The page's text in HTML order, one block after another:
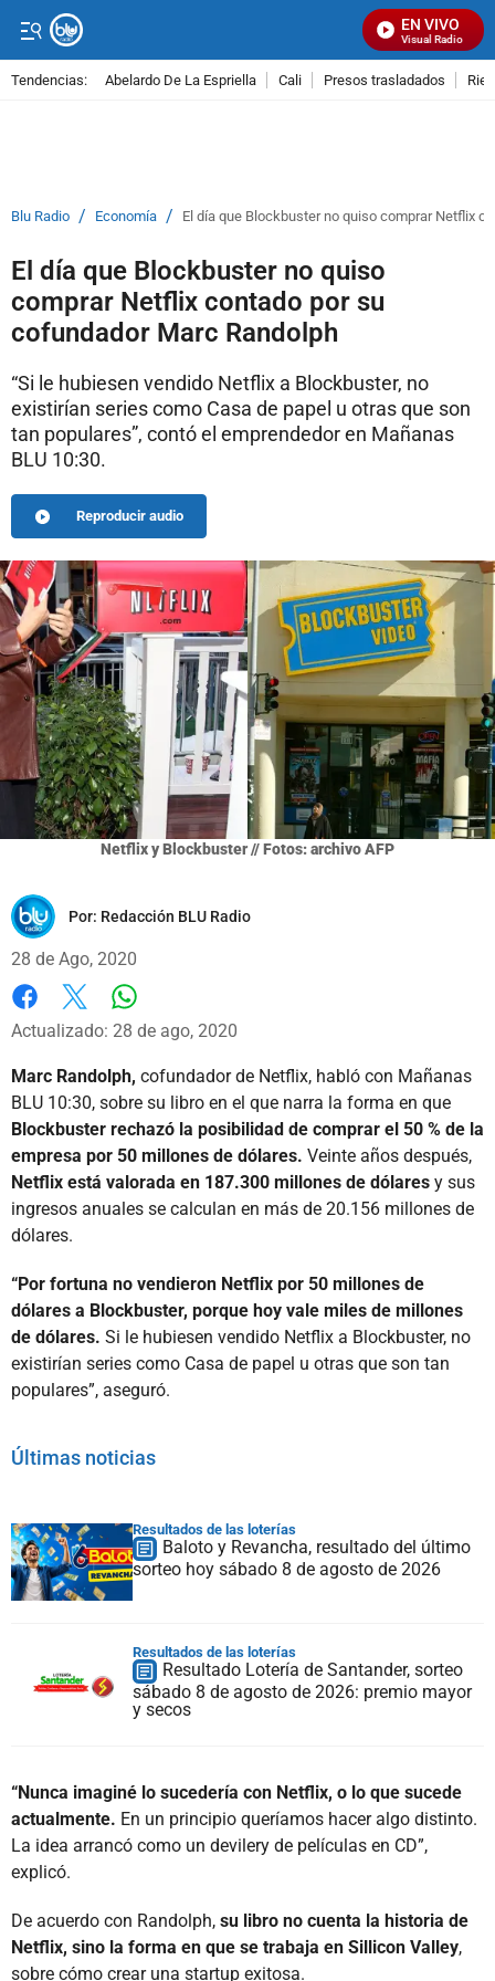
EN VIVO
Señal Visual Radio
Tendencias: Abelardo De La Espriella Cali Presos trasladados
Blu Radio / Economía / El día que Blockbuster no quiso comprar Netflix
El día que Blockbuster no quiso
comprar Netflix contado por su
cofundador Marc Randolph
“Si le hubiesen vendido Netflix a Blockbuster, no
existirían series como Casa de papel u otras que son
tan populares”, contó el emprendedor en Mañanas
BLU 10:30.
Reproducir audio
Netflix y Blockbuster // Fotos: archivo AFP
Por: Redacción BLU Radio
28 de Ago, 2020
Facebook
X
Actualizado: 28 de ago, 2020
Marc Randolph, cofundador de Netflix, habló con Mañanas
BLU 10:30, sobre su libro en el que narra la forma en que
Blockbuster rechazó la posibilidad de comprar el 50 % de la
empresa por 50 millones de dólares. Veinte años después,
Netflix está valorada en 187.300 millones de dólares y sus
ingresos anuales se calculan en más de 20.156 millones de
dólares.
“Por fortuna no vendieron Netflix por 50 millones de
dólares a Blockbuster, porque hoy vale miles de millones
de dólares. Si le hubiesen vendido Netflix a Blockbuster, no
existirían series como Casa de papel u otras que son tan
populares”, aseguró.
Últimas noticias
Resultados de las loterías
Baloto y Revancha, resultado del último
sorteo hoy sábado 8 de agosto de 2026
Resultados de las loterías
Resultado Lotería de Santander, sorteo
sábado 8 de agosto de 2026: premio mayor
y secos
“Nunca imaginé lo sucedería con Netflix, o lo que sucede
actualmente. En un principio queríamos hacer algo distinto.
La idea arrancó como un devilery de películas en CD”,
explicó.
De acuerdo con Randolph, su libro no cuenta la historia de
Netflix, sino la forma en que se trabaja en Sillicon Valley,
sobre cómo crear una startup exitosa.